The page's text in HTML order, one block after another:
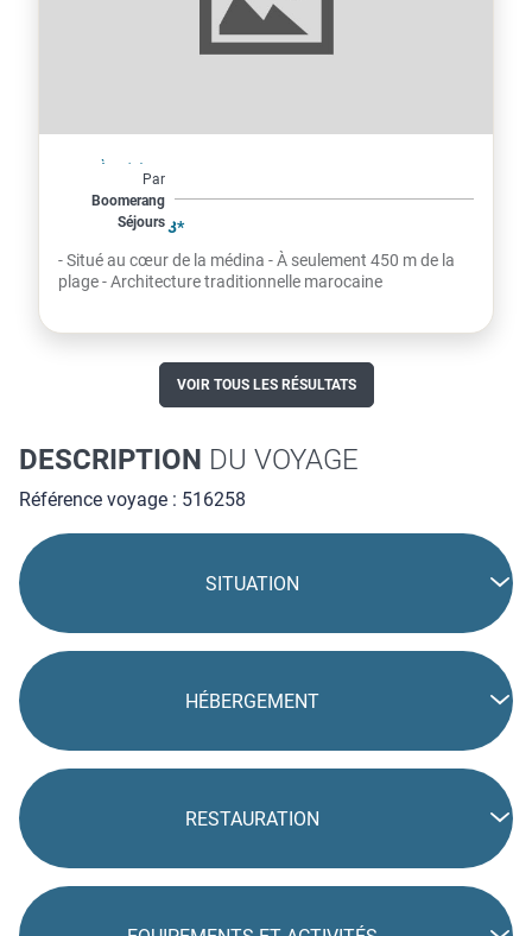
À partir de
320€
par personne
Par
Boomerang
Séjours
Maroc
RIAD NAKHLA 3*
- Situé au cœur de la médina - À seulement 450 m de la
plage - Architecture traditionnelle marocaine
VOIR TOUS LES RÉSULTATS
DESCRIPTION DU VOYAGE
Référence voyage : 516258
SITUATION
HÉBERGEMENT
RESTAURATION